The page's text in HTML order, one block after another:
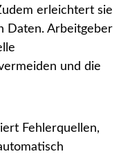
erleichtert sie
Daten. Arbeitgeber
und die
Fehlerquellen,